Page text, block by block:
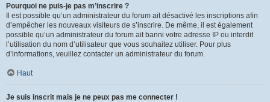
Pourquoi ne puis-je pas m’inscrire ?
Il est possible qu’un administrateur du forum ait désactivé les inscriptions afin
d’empêcher les nouveaux visiteurs de s’inscrire. De même, il est également
possible qu’un administrateur du forum ait banni votre adresse IP ou interdit
l’utilisation du nom d’utilisateur que vous souhaitez utiliser. Pour plus
d’informations, veuillez contacter un administrateur du forum.
Haut
Je suis inscrit mais je ne peux pas me connecter !